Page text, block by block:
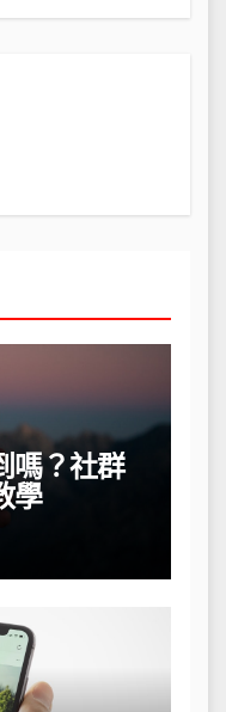
嗎？社群
學